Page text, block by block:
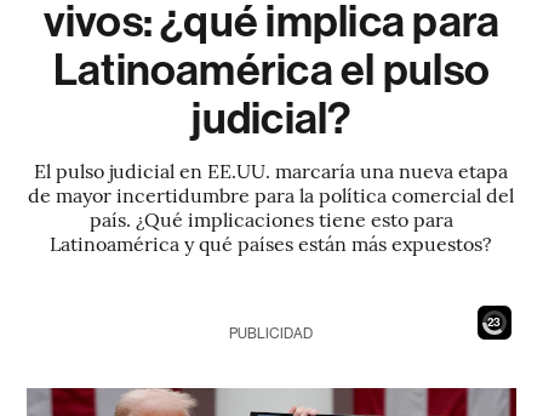
vivos: ¿qué implica para
Latinoamérica el pulso
judicial?
El pulso judicial en EE.UU. marcaría una nueva etapa
de mayor incertidumbre para la política comercial del
país. ¿Qué implicaciones tiene esto para
Latinoamérica y qué países están más expuestos?
21
PUBLICIDAD